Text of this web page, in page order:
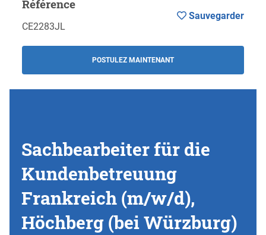
Référence
CE2283JL
POSTULEZ MAINTENANT
Sauvegarder
Sachbearbeiter für die
Kundenbetreuung
Frankreich (m/w/d),
Höchberg (bei Würzburg)